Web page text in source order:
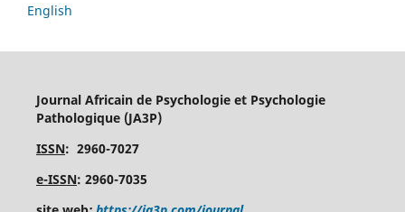
English
Journal Africain de Psychologie et Psychologie
Pathologique (JA3P)
ISSN: 2960-7027
e-ISSN: 2960-7035